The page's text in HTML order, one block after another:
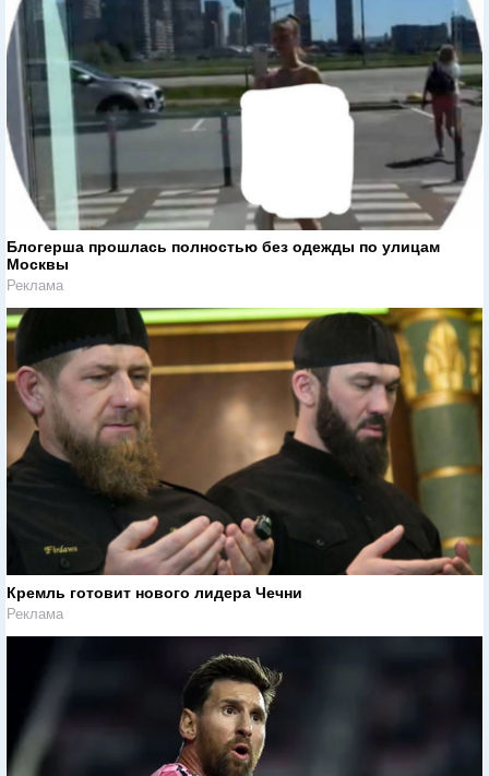
Блогерша прошлась полностью без одежды по улицам
Москвы
Реклама
Кремль готовит нового лидера Чечни
Реклама